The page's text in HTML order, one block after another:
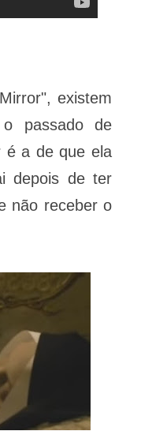
existem
passado de
é a de que ela
depois de ter
não receber o